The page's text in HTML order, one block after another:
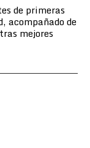
de primeras
acompañado de
mejores